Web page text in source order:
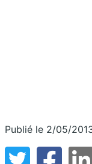
Publié le 2/05/